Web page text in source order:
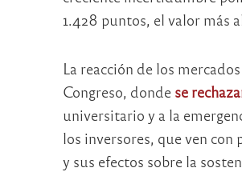
1.428 puntos, el valor más
La reacción de los
Congreso, donde se
universitario y a la
los inversores, que ven con
y sus efectos sobre la